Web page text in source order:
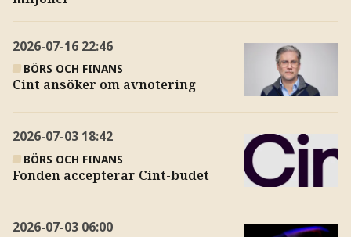
2026-07-16 22:46
BÖRS OCH FINANS
Cint ansöker om avnotering
2026-07-03 18:42
BÖRS OCH FINANS
Fonden accepterar Cint-budet
2026-07-03 06:00